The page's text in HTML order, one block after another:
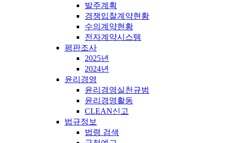
발주계획
경쟁입찰계약현황
수의계약현황
전자계약시스템
평판조사
2025년
2024년
윤리경영
윤리경영실천규범
윤리경영활동
CLEAN신고
법규정보
법령 검색